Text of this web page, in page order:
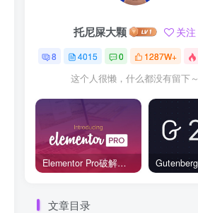
托尼屎大颗 关注
8 4015 0 1287W+
这个人很懒，什么都没有留下～
Elementor Pro破解版还能用吗？2026年常见风险与后果盘点
文章目录